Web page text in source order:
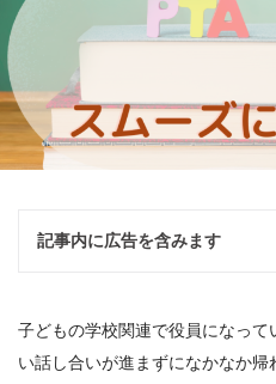
記事内に広告を含みます
子どもの学校関連で役員になって
い話し合いが進まずになかなか帰